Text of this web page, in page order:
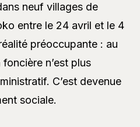
neuf villages de
entre le 24 avril et le 4
préoccupante : au
n’est plus
C’est devenue
sociale.